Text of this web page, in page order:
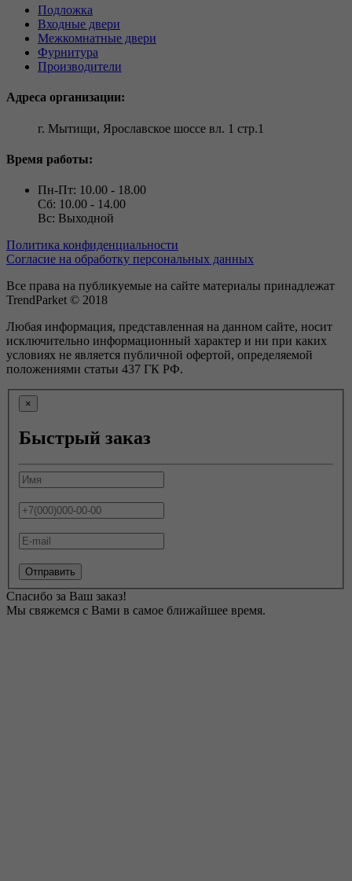
Подложка
Входные двери
Межкомнатные двери
Фурнитура
Производители
Адреса организации:
г. Мытищи, Ярославское шоссе вл. 1 стр.1
Время работы:
Пн-Пт: 10.00 - 18.00
Сб: 10.00 - 14.00
Вс: Выходной
Политика конфиденциальности
Согласие на обработку персональных данных
Все права на публикуемые на сайте материалы принадлежат
TrendParket © 2018
Любая информация, представленная на данном сайте, носит
исключительно информационный характер и ни при каких
условиях не является публичной офертой, определяемой
положениями статьи 437 ГК РФ.
×
Быстрый заказ
Отправить
Спасибо за Ваш заказ!
Мы свяжемся с Вами в самое ближайшее время.